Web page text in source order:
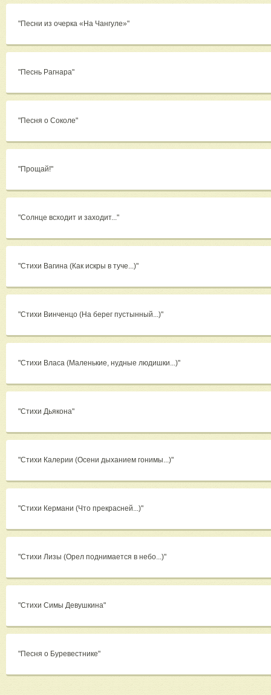
"Песни из очерка «На Чангуле»"
"Песнь Рагнара"
"Песня о Соколе"
"Прощай!"
"Солнце всходит и заходит..."
"Стихи Вагина (Как искры в туче...)"
"Стихи Винченцо (На берег пустынный...)"
"Стихи Власа (Маленькие, нудные людишки...)"
"Стихи Дьякона"
"Стихи Калерии (Осени дыханием гонимы...)"
"Стихи Кермани (Что прекрасней...)"
"Стихи Лизы (Орел поднимается в небо...)"
"Стихи Симы Девушкина"
"Песня о Буревестнике"